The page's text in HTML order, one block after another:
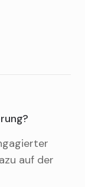
auf der